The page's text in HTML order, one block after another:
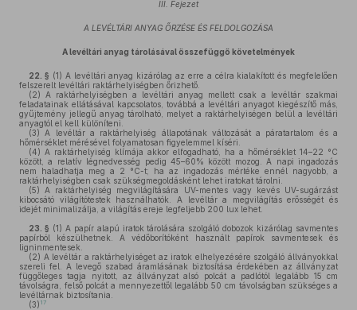
III. Fejezet
A LEVÉLTÁRI ANYAG ŐRZÉSE ÉS FELDOLGOZÁSA
A levéltári anyag tárolásával összefüggő követelmények
22. § (1) A levéltári anyag kizárólag az erre a célra kialakított és megfelelően
felszerelt levéltári raktárhelyiségben őrizhető.
(2) A raktárhelyiségben a levéltári anyag mellett csak a levéltár szakmai
feladatainak ellátásával kapcsolatos, továbbá a levéltári anyagot kiegészítő más,
gyűjtemény jellegű anyag tárolható, melyet a raktárhelyiségen belül a levéltári
anyagtól el kell különíteni.
(3) A levéltár a raktárhelyiség állapotának változását a páratartalom és a
hőmérséklet mérésével folyamatosan figyelemmel kíséri.
(4) A raktárhelyiség klímája akkor elfogadható, ha a hőmérséklet 14–22 °C
között, a relatív légnedvesség pedig 45–60% között mozog. A napi ingadozás
nem haladhatja meg a 2 °C-t; ha az ingadozás mértéke ennél nagyobb, a
raktárhelyiségben csak szükségmegoldásként lehet iratokat tárolni.
(5) A raktárhelyiség megvilágítására UV-mentes vagy kevés UV-sugárzást
kibocsátó világítótestek használhatók. A levéltár a megvilágítás erősségét és
idejét minimalizálja, a világítás ereje legfeljebb 200 lux lehet.
23. § (1) A papír alapú iratok tárolására szolgáló dobozok kizárólag savmentes
papírból készülhetnek. A védőborítóként használt papírok savmentesek és
ligninmentesek.
(2) A levéltár a raktárhelyiséget az iratok elhelyezésére szolgáló állványokkal
szereli fel. A levegő szabad áramlásának biztosítása érdekében az állványzat
függőleges tagja nyitott, az állványzat alsó polcát a padlótól legalább 15 cm
távolságra, felső polcát a mennyezettől legalább 50 cm távolságban szükséges a
levéltárnak biztosítania.
(3) 17